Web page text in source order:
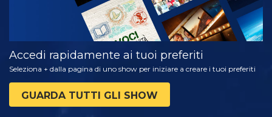
Accedi rapidamente ai tuoi preferiti
Seleziona + dalla pagina di uno show per iniziare a creare i tuoi preferiti
GUARDA TUTTI GLI SHOW